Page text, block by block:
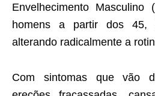
Envelhecimento
homens a partir dos 45,
alterando radicalmente a
Com sintomas que vão